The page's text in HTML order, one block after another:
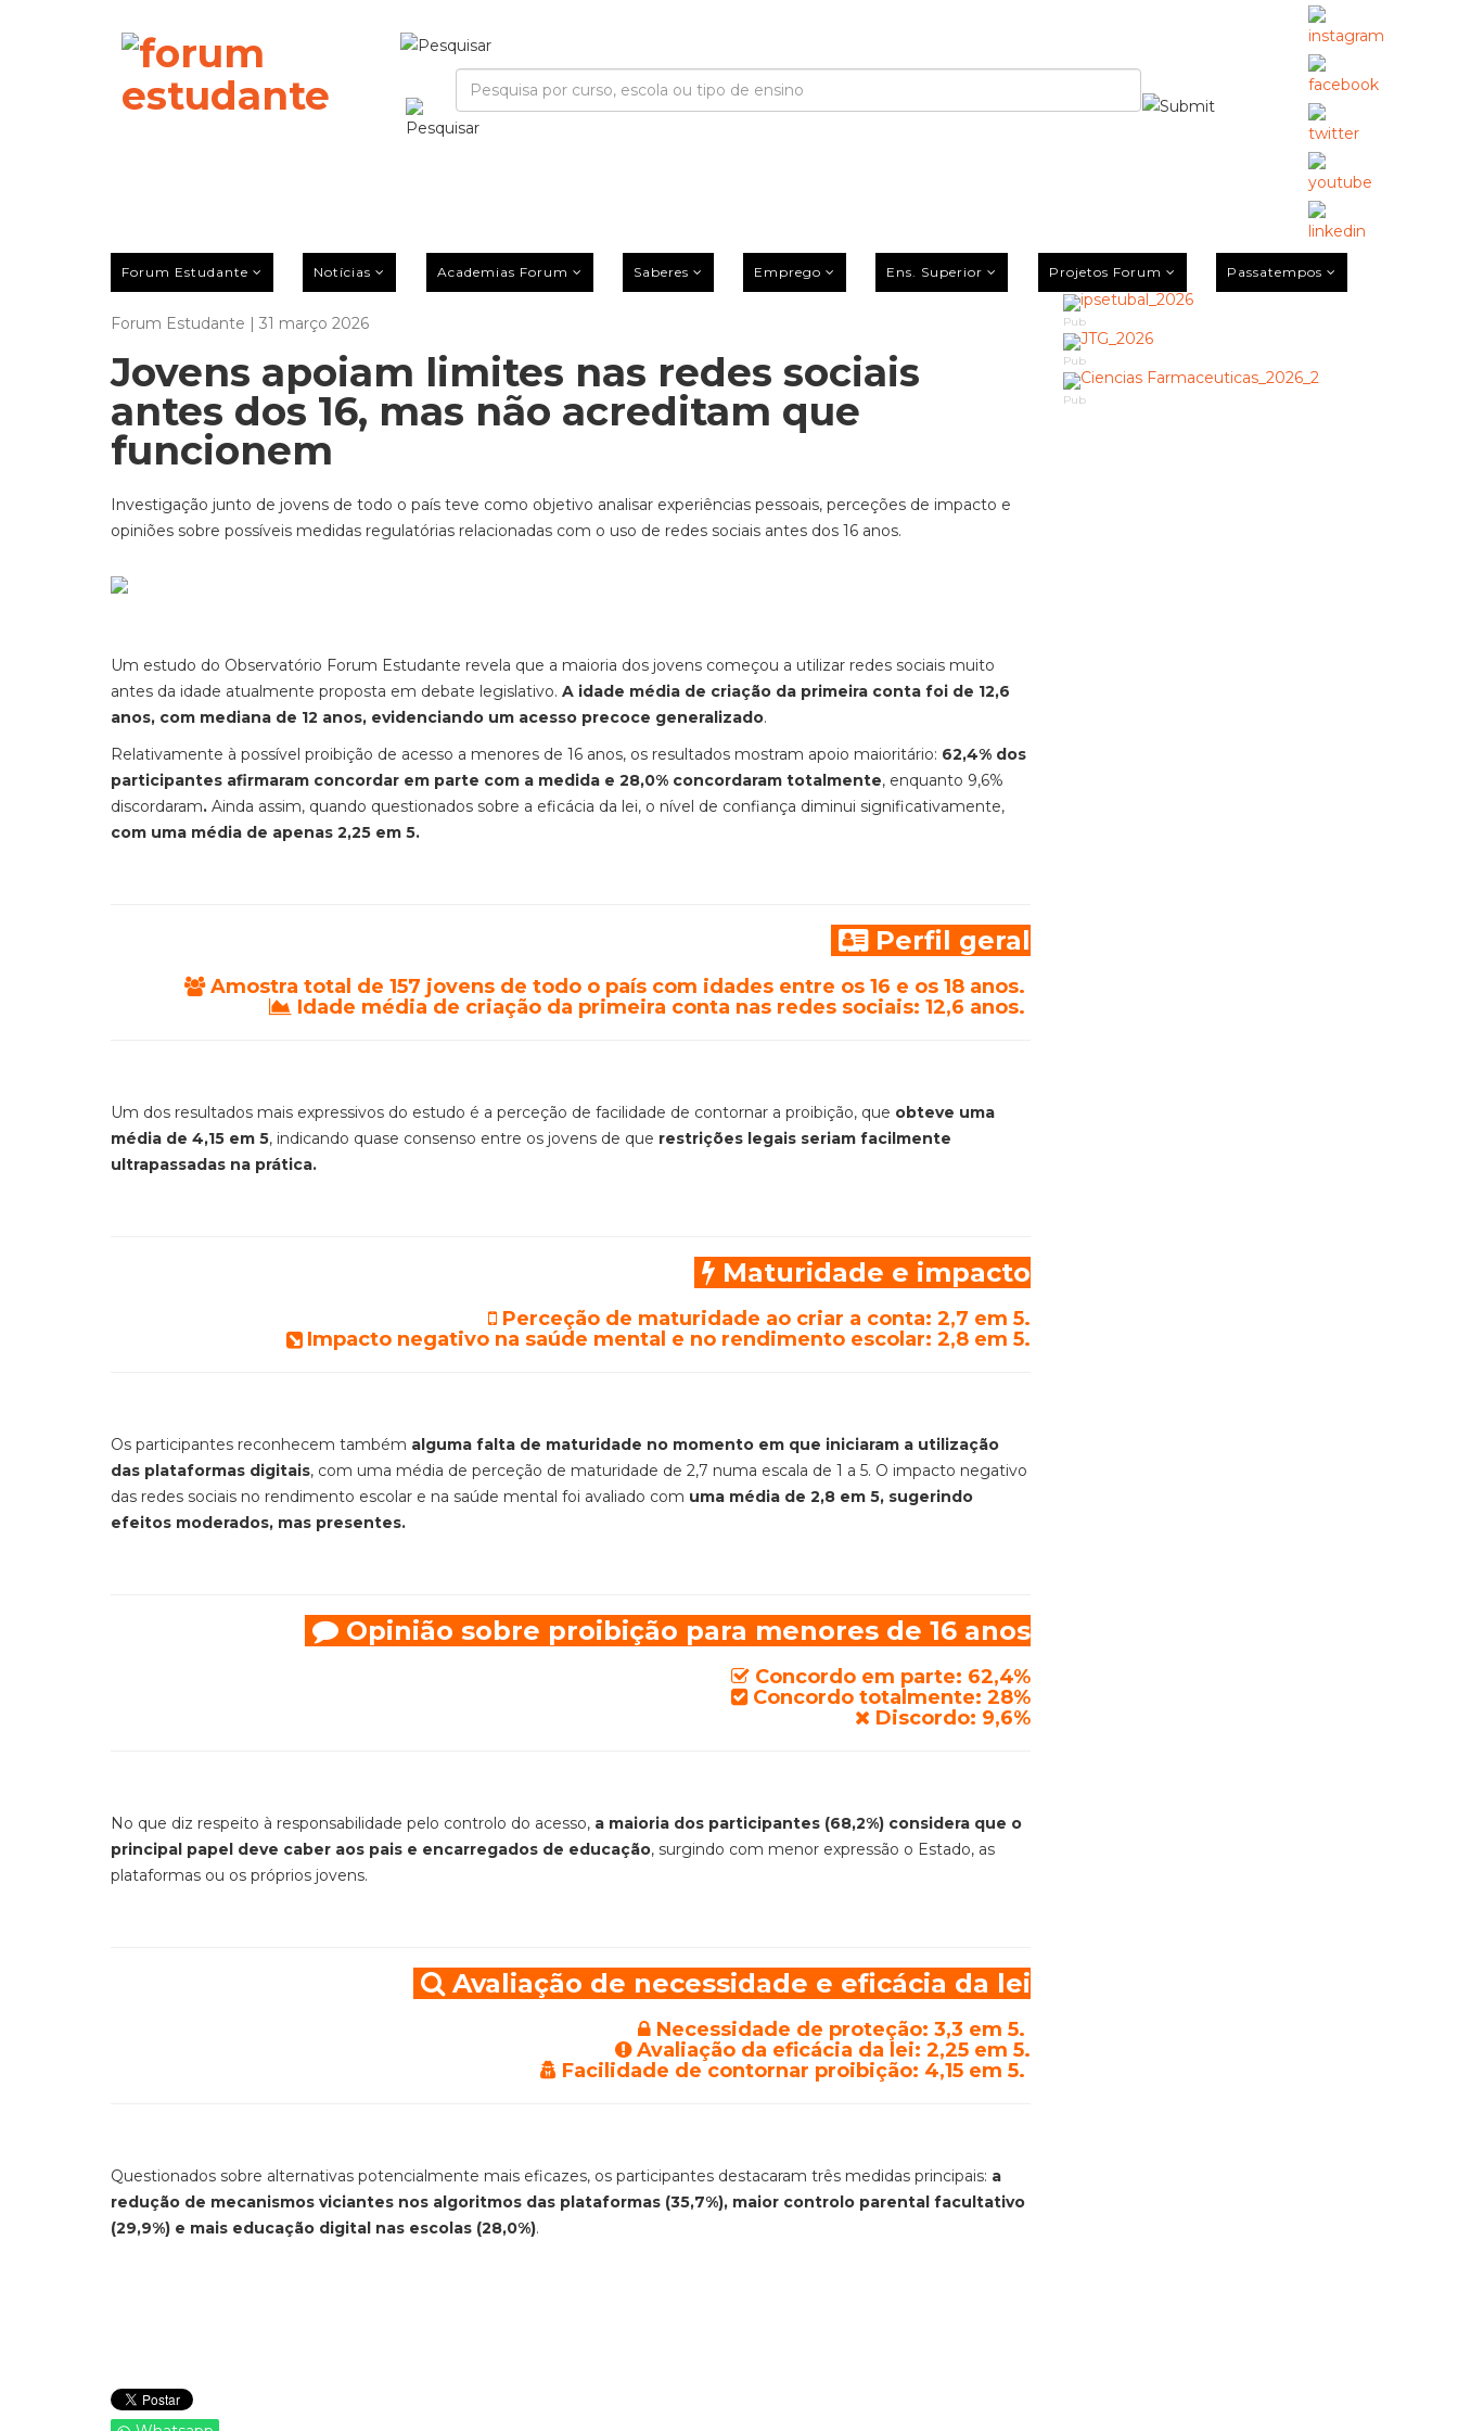
Forum Estudante Notícias Academias Forum Saberes Emprego Ens. Superior Projetos Forum Passatempos
Forum Estudante | 31 março 2026
Jovens apoiam limites nas redes sociais
antes dos 16, mas não acreditam que
funcionem
Investigação junto de jovens de todo o país teve como objetivo analisar experiências pessoais, perceções de impacto e
opiniões sobre possíveis medidas regulatórias relacionadas com o uso de redes sociais antes dos 16 anos.
Um estudo do Observatório Forum Estudante revela que a maioria dos jovens começou a utilizar redes sociais muito
antes da idade atualmente proposta em debate legislativo. A idade média de criação da primeira conta foi de 12,6
anos, com mediana de 12 anos, evidenciando um acesso precoce generalizado.
Relativamente à possível proibição de acesso a menores de 16 anos, os resultados mostram apoio maioritário: 62,4% dos
participantes afirmaram concordar em parte com a medida e 28,0% concordaram totalmente, enquanto 9,6%
discordaram. Ainda assim, quando questionados sobre a eficácia da lei, o nível de confiança diminui significativamente,
com uma média de apenas 2,25 em 5.
Perfil geral
Amostra total de 157 jovens de todo o país com idades entre os 16 e os 18 anos.
Idade média de criação da primeira conta nas redes sociais: 12,6 anos.
Um dos resultados mais expressivos do estudo é a perceção de facilidade de contornar a proibição, que obteve uma
média de 4,15 em 5, indicando quase consenso entre os jovens de que restrições legais seriam facilmente
ultrapassadas na prática.
Maturidade e impacto
Perceção de maturidade ao criar a conta: 2,7 em 5.
Impacto negativo na saúde mental e no rendimento escolar: 2,8 em 5.
Os participantes reconhecem também alguma falta de maturidade no momento em que iniciaram a utilização
das plataformas digitais, com uma média de perceção de maturidade de 2,7 numa escala de 1 a 5. O impacto negativo
das redes sociais no rendimento escolar e na saúde mental foi avaliado com uma média de 2,8 em 5, sugerindo
efeitos moderados, mas presentes.
Opinião sobre proibição para menores de 16 anos
Concordo em parte: 62,4%
Concordo totalmente: 28%
Discordo: 9,6%
No que diz respeito à responsabilidade pelo controlo do acesso, a maioria dos participantes (68,2%) considera que o
principal papel deve caber aos pais e encarregados de educação, surgindo com menor expressão o Estado, as
plataformas ou os próprios jovens.
Avaliação de necessidade e eficácia da lei
Necessidade de proteção: 3,3 em 5.
Avaliação da eficácia da lei: 2,25 em 5.
Facilidade de contornar proibição: 4,15 em 5.
Questionados sobre alternativas potencialmente mais eficazes, os participantes destacaram três medidas principais: a
redução de mecanismos viciantes nos algoritmos das plataformas (35,7%), maior controlo parental facultativo
(29,9%) e mais educação digital nas escolas (28,0%).
Pub
Pub
Pub